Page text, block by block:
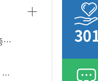
마뗄암재단과 함께하는 다발골수종 환우 보호자 '3박 4일 치유 프...
2026년 03월 21일(토요일) 정모를 합니다